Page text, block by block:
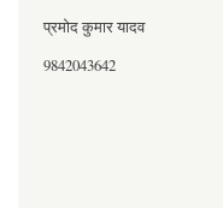
प्रमोद कुमार यादव
9842043642